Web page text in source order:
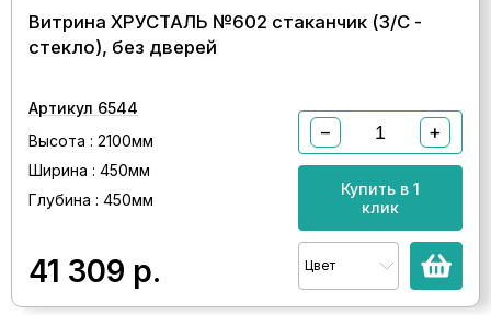
Витрина ХРУСТАЛЬ №602 стаканчик (З/C -
стекло), без дверей
Артикул 6544
Высота : 2100мм
Ширина : 450мм
Глубина : 450мм
41 309 р.
− +
Купить в 1
клик
Цвет